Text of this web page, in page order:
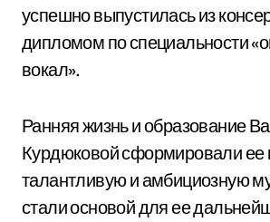
успешно выпустилась из
дипломом по специальности
вокал».
Ранняя жизнь и образование
Курдюковой сформировали ее
талантливую и амбициозную
стали основой для ее